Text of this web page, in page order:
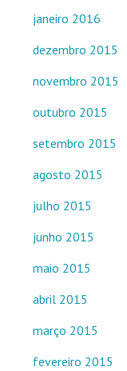
janeiro 2016
dezembro 2015
novembro 2015
outubro 2015
setembro 2015
agosto 2015
julho 2015
junho 2015
maio 2015
abril 2015
março 2015
fevereiro 2015